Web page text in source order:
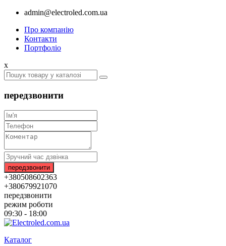
admin@electroled.com.ua
Про компанію
Контакти
Портфоліо
x
передзвонити
+380508602363
+380679921070
передзвонити
режим роботи
09:30 - 18:00
Каталог